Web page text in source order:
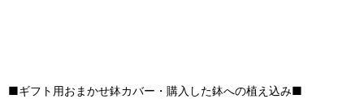
■ギフト用おまかせ鉢カバー・購入した鉢への植え込み■